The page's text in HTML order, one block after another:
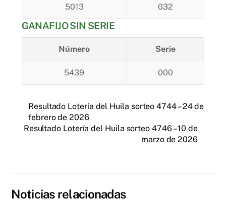
5013 032
GANAFIJO SIN SERIE
Número Serie
5439 000
Resultado Lotería del Huila sorteo 4744 – 24 de
febrero de 2026
Resultado Lotería del Huila sorteo 4746 – 10 de
marzo de 2026
Noticias relacionadas